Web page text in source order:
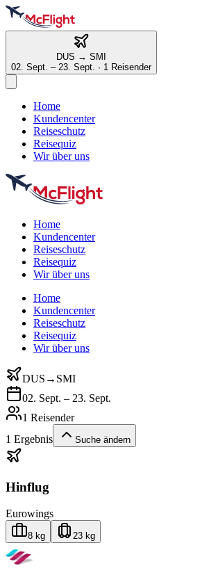
DUS → SMI
02. Sept. – 23. Sept. · 1 Reisender
Home
Kundencenter
Reiseschutz
Reisequiz
Wir über uns
Home
Kundencenter
Reiseschutz
Reisequiz
Wir über uns
Home
Kundencenter
Reiseschutz
Reisequiz
Wir über uns
DUS → SMI
02. Sept. – 23. Sept.
1 Reisender
1 Ergebnis Suche ändern
Hinflug
Eurowings
8 kg 23 kg